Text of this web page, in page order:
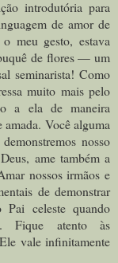
introdutória para
de amor de
meu gesto, estava
de flores — um
seminarista! Como
muito mais pelo
a ela de maneira
amada. Você alguma
nosso
ame também a
nossos irmãos e
de demonstrar
celeste quando
Fique atento às
vale infinitamente